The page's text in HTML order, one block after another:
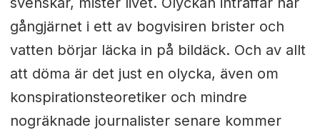
gångjärnet i ett av bogvisiren brister och
vatten börjar läcka in på bildäck. Och av allt
att döma är det just en olycka, även om
konspirationsteoretiker och mindre
nogräknade journalister senare kommer